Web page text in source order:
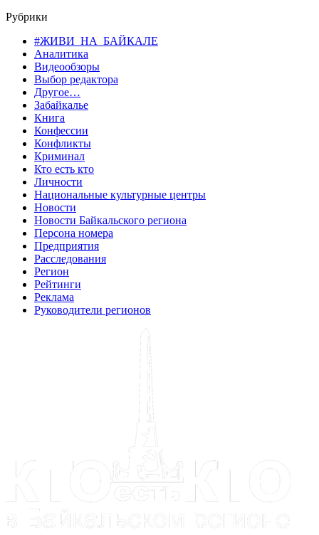
Рубрики
#ЖИВИ_НА_БАЙКАЛЕ
Аналитика
Видеообзоры
Выбор редактора
Другое…
Забайкалье
Книга
Конфессии
Конфликты
Криминал
Кто есть кто
Личности
Национальные культурные центры
Новости
Новости Байкальского региона
Персона номера
Предприятия
Расследования
Регион
Рейтинги
Реклама
Руководители регионов